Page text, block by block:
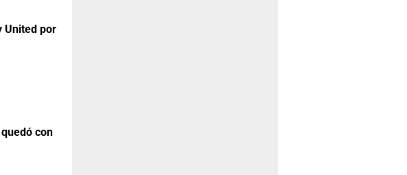
United por
con